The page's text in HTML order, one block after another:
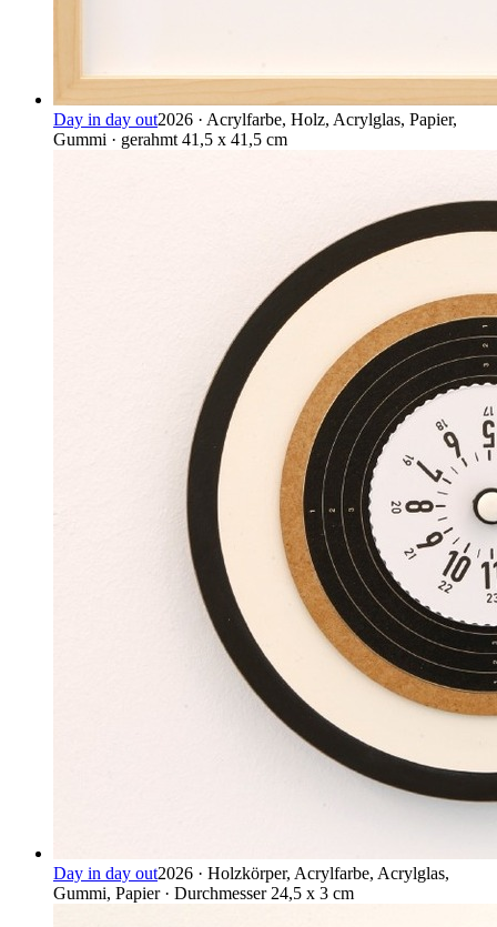
Day in day out2026 · Acrylfarbe, Holz, Acrylglas, Papier,
Gummi · gerahmt 41,5 x 41,5 cm
Day in day out2026 · Holzkörper, Acrylfarbe, Acrylglas,
Gummi, Papier · Durchmesser 24,5 x 3 cm